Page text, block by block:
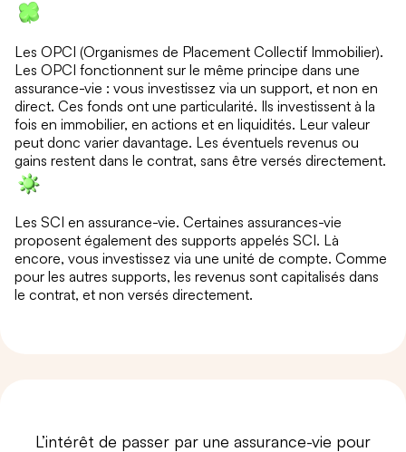
Les OPCI (Organismes de Placement Collectif Immobilier).
Les OPCI fonctionnent sur le même principe dans une
assurance-vie : vous investissez via un support, et non en
direct. Ces fonds ont une particularité. Ils investissent à la
fois en immobilier, en actions et en liquidités. Leur valeur
peut donc varier davantage. Les éventuels revenus ou
gains restent dans le contrat, sans être versés directement.
Les SCI en assurance-vie. Certaines assurances-vie
proposent également des supports appelés SCI. Là
encore, vous investissez via une unité de compte. Comme
pour les autres supports, les revenus sont capitalisés dans
le contrat, et non versés directement.
L’intérêt de passer par une assurance-vie pour